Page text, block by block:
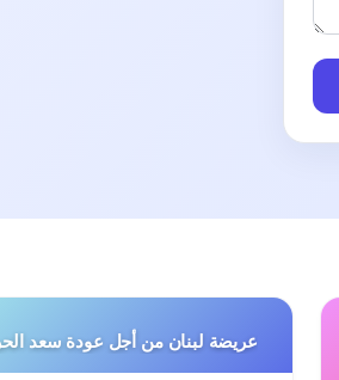
عريضة لبنان من أجل عودة سعد